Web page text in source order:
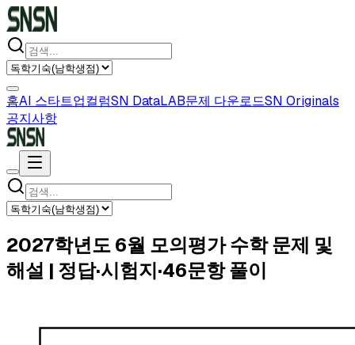
홈AI 스타트업컬럼SN DataLAB문제 다운로드SN Originals
공지사항
2027학년도 6월 모의평가 수학 문제 및
해설 | 정답·시험지·46문항 풀이